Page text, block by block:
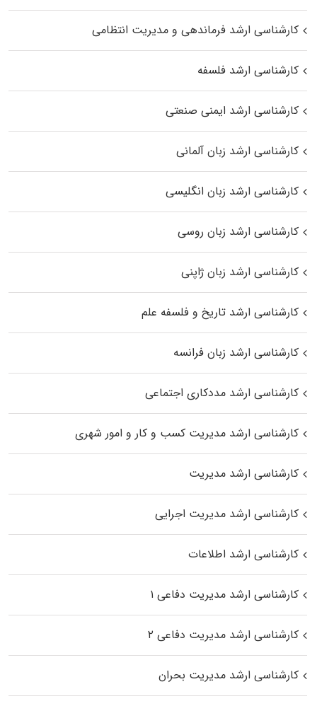
کارشناسی ارشد فرماندهی و مدیریت انتظامی
کارشناسی ارشد فلسفه
کارشناسی ارشد ایمنی صنعتی
کارشناسی ارشد زبان آلمانی
کارشناسی ارشد زبان انگلیسی
کارشناسی ارشد زبان روسی
کارشناسی ارشد زبان ژاپنی
کارشناسی ارشد تاریخ و فلسفه علم
کارشناسی ارشد زبان فرانسه
کارشناسی ارشد مددکاری اجتماعی
کارشناسی ارشد مدیریت کسب و کار و امور شهری
کارشناسی ارشد مدیریت
کارشناسی ارشد مدیریت اجرایی
کارشناسی ارشد اطلاعات
کارشناسی ارشد مدیریت دفاعی ۱
کارشناسی ارشد مدیریت دفاعی ۲
کارشناسی ارشد مدیریت بحران